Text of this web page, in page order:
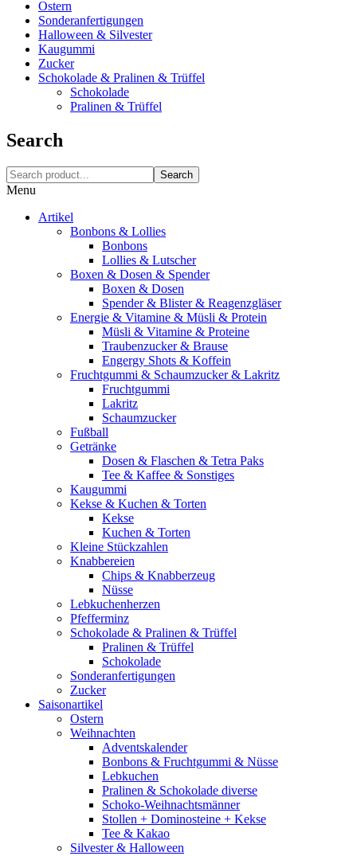
Ostern
Sonderanfertigungen
Halloween & Silvester
Kaugummi
Zucker
Schokolade & Pralinen & Trüffel
Schokolade
Pralinen & Trüffel
Search
Search
Menu
Artikel
Bonbons & Lollies
Bonbons
Lollies & Lutscher
Boxen & Dosen & Spender
Boxen & Dosen
Spender & Blister & Reagenzgläser
Energie & Vitamine & Müsli & Protein
Müsli & Vitamine & Proteine
Traubenzucker & Brause
Engergy Shots & Koffein
Fruchtgummi & Schaumzucker & Lakritz
Fruchtgummi
Lakritz
Schaumzucker
Fußball
Getränke
Dosen & Flaschen & Tetra Paks
Tee & Kaffee & Sonstiges
Kaugummi
Kekse & Kuchen & Torten
Kekse
Kuchen & Torten
Kleine Stückzahlen
Knabbereien
Chips & Knabberzeug
Nüsse
Lebkuchenherzen
Pfefferminz
Schokolade & Pralinen & Trüffel
Pralinen & Trüffel
Schokolade
Sonderanfertigungen
Zucker
Saisonartikel
Ostern
Weihnachten
Adventskalender
Bonbons & Fruchtgummi & Nüsse
Lebkuchen
Pralinen & Schokolade diverse
Schoko-Weihnachtsmänner
Stollen + Dominosteine + Kekse
Tee & Kakao
Silvester & Halloween